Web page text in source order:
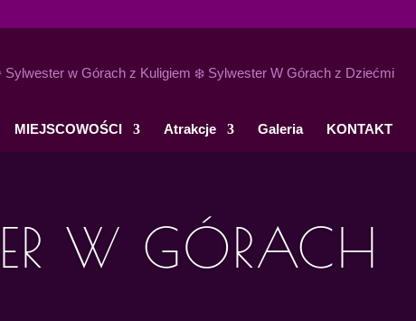
MIEJSCOWOŚCI Atrakcje Galeria KONTAKT
W GÓRACH